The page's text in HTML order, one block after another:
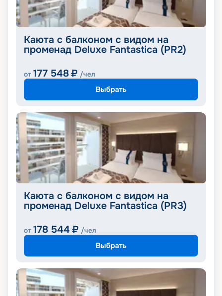
Каюта с балконом с видом на
променад Deluxe Fantastica (PR2)
от 177 548 ₽ /чел
Выбрать
Каюта с балконом с видом на
променад Deluxe Fantastica (PR3)
от 178 544 ₽ /чел
Выбрать